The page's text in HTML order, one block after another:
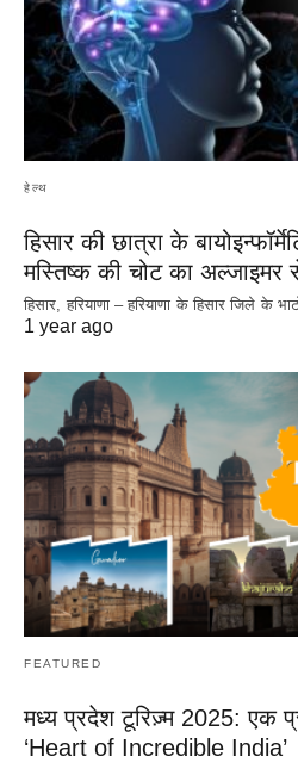
हेल्थ
हिसार की छात्रा के
मस्तिष्क की चोट का
हिसार, हरियाणा – हरियाणा के हिसार जिले के
1 year ago
FEATURED
मध्य प्रदेश टूरिज़्म 2025: एक
‘Heart of Incredible India’